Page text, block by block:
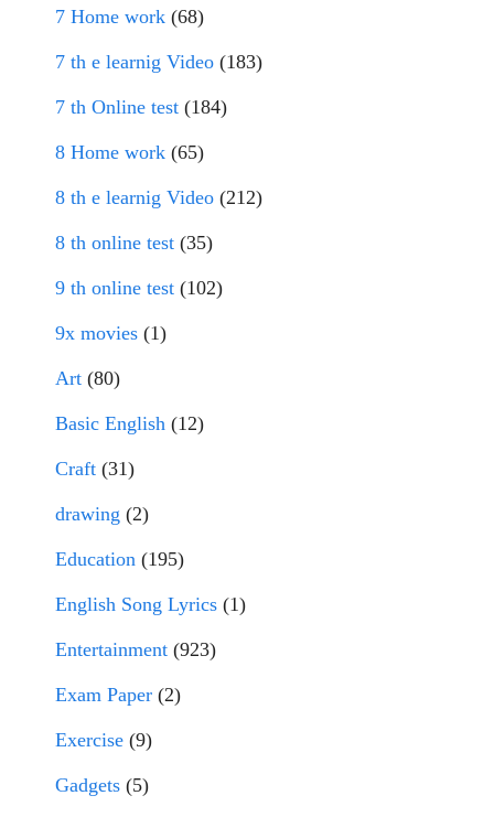
7 Home work (68)
7 th e learnig Video (183)
7 th Online test (184)
8 Home work (65)
8 th e learnig Video (212)
8 th online test (35)
9 th online test (102)
9x movies (1)
Art (80)
Basic English (12)
Craft (31)
drawing (2)
Education (195)
English Song Lyrics (1)
Entertainment (923)
Exam Paper (2)
Exercise (9)
Gadgets (5)